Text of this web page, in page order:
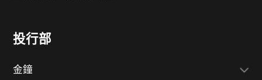
投行部
金鐘